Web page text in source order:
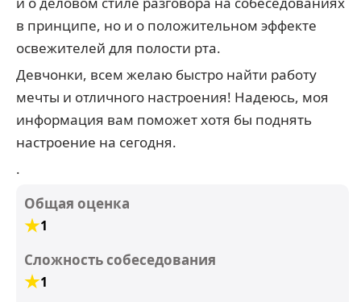
в принципе, но и о положительном эффекте
освежителей для полости рта.
Девчонки, всем желаю быстро найти работу
мечты и отличного настроения! Надеюсь, моя
информация вам поможет хотя бы поднять
настроение на сегодня.
.
Общая оценка
1
Сложность собеседования
1